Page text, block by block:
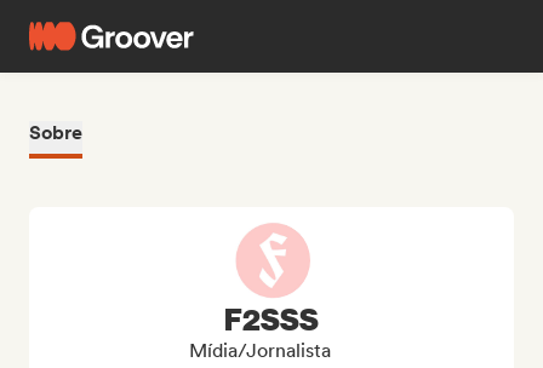
Sobre
F2SSS
Mídia/Jornalista